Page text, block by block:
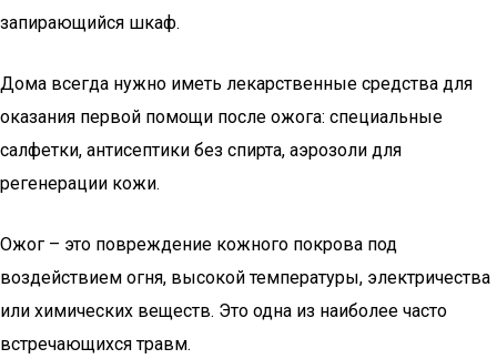
запирающийся шкаф.
Дома всегда нужно иметь лекарственные средства для
оказания первой помощи после ожога: специальные
салфетки, антисептики без спирта, аэрозоли для
регенерации кожи.
Ожог – это повреждение кожного покрова под
воздействием огня, высокой температуры, электричества
или химических веществ. Это одна из наиболее часто
встречающихся травм.